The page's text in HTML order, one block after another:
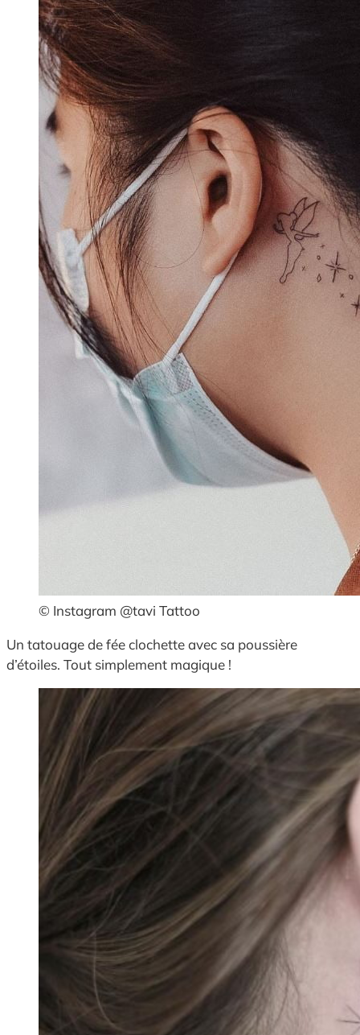
© Instagram @tavi Tattoo
Un tatouage de fée clochette avec sa poussière
d’étoiles. Tout simplement magique !